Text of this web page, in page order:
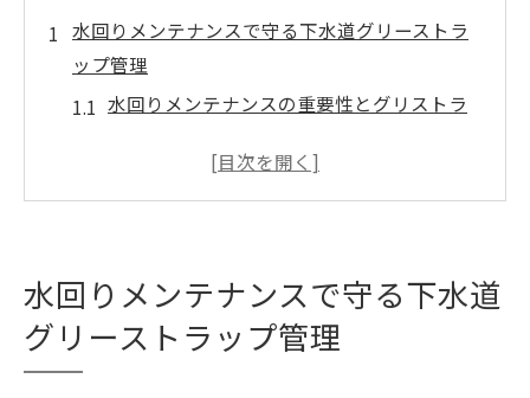
水回りメンテナンスで守る下水道グリーストラ
ップ管理
水回りメンテナンスの重要性とグリストラ
グリーストラップの構造図から見る清掃ポ
実践例
グリーストラップ容量計算で効率的な管理
を目指す
水回りメンテナンスで守る下水道
グリーストラップ管理